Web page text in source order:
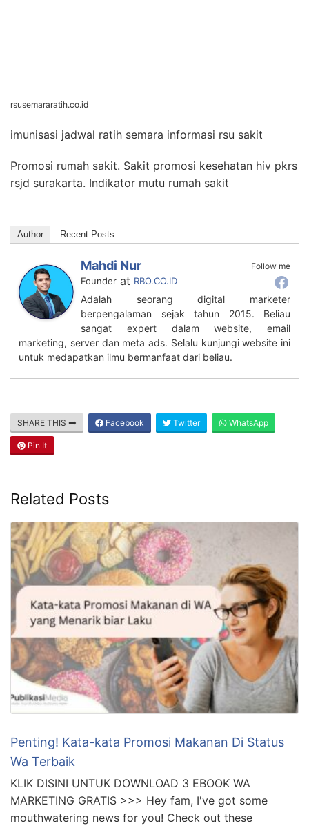
rsusemararatih.co.id
imunisasi jadwal ratih semara informasi rsu sakit
Promosi rumah sakit. Sakit promosi kesehatan hiv pkrs
rsjd surakarta. Indikator mutu rumah sakit
Author Recent Posts
Follow me
Mahdi Nur
Founder at RBO.CO.ID
Adalah seorang digital marketer
berpengalaman sejak tahun 2015. Beliau
sangat expert dalam website, email
marketing, server dan meta ads. Selalu kunjungi website ini
untuk medapatkan ilmu bermanfaat dari beliau.
SHARE THIS Facebook Twitter WhatsApp
Pin It
Related Posts
Penting! Kata-kata Promosi Makanan Di Status
Wa Terbaik
KLIK DISINI UNTUK DOWNLOAD 3 EBOOK WA
MARKETING GRATIS >>> Hey fam, I've got some
mouthwatering news for you! Check out these